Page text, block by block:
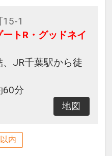
1
トR・グッドネイ
、JR千葉駅から徒
60分
地図
内